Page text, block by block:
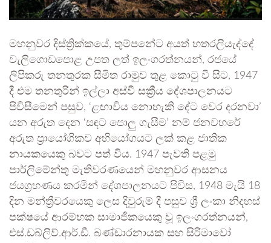
මහනුවර දිස්ත්‍රික්කයේ, තුම්පනේට අයත් හතරලියැද්දේ
වැලිගොඩපොළ උපත ලත් ඉලංගරත්නයන්, රජයේ
ලිපිකරු තනතුරක සීමිත රාමුව තුළ කොටු වී සිට, 1947
දී එම තනතුරින් ඉල්ලා අස්වී සක්‍රීය දේශපාලනයට
පිවිසීමෙන් පසුව, ‘ළඟාවිය නොහැකි දේට වෙර දරනවා’
යන අරුත දෙන ‘සඳට පොලු ගැසීම’ නම් ජනවහරේ
අරුත ප්‍රායෝගිකව අභියෝගයට ලක් කළ ජාතික
නායකයෙකු බවට පත් විය. 1947 පැවති පළමු
පාර්ලිමේන්තු මැතිවරණයෙන් මහනුවර ආසනය
ජයග්‍රහණය කරමින් දේශපාලනයට පිවිස, 1948 මැයි 18
දින මන්ත්‍රීවරයෙකු ලෙස දිවුරුම් දී පසුව ශ්‍රී ලංකා නිදහස්
පක්ෂයේ ආරම්භක සාමාජිකයෙකු වූ ඉලංගරත්නයන්,
එස්.ඩබ්ලිව්.ආර්.ඩී. බණ්ඩාරනායක සහ සිරිමාවෝ